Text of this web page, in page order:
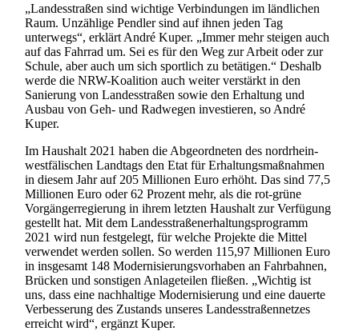
„Landesstraßen sind wichtige Verbindungen im ländlichen
Raum. Unzählige Pendler sind auf ihnen jeden Tag
unterwegs“, erklärt André Kuper. „Immer mehr steigen auch
auf das Fahrrad um. Sei es für den Weg zur Arbeit oder zur
Schule, aber auch um sich sportlich zu betätigen.“ Deshalb
werde die NRW-Koalition auch weiter verstärkt in den
Sanierung von Landesstraßen sowie den Erhaltung und
Ausbau von Geh- und Radwegen investieren, so André
Kuper.
Im Haushalt 2021 haben die Abgeordneten des nordrhein-
westfälischen Landtags den Etat für Erhaltungsmaßnahmen
in diesem Jahr auf 205 Millionen Euro erhöht. Das sind 77,5
Millionen Euro oder 62 Prozent mehr, als die rot-grüne
Vorgängerregierung in ihrem letzten Haushalt zur Verfügung
gestellt hat. Mit dem Landesstraßenerhaltungsprogramm
2021 wird nun festgelegt, für welche Projekte die Mittel
verwendet werden sollen. So werden 115,97 Millionen Euro
in insgesamt 148 Modernisierungsvorhaben an Fahrbahnen,
Brücken und sonstigen Anlageteilen fließen. „Wichtig ist
uns, dass eine nachhaltige Modernisierung und eine dauerte
Verbesserung des Zustands unseres Landesstraßennetzes
erreicht wird“, ergänzt Kuper.